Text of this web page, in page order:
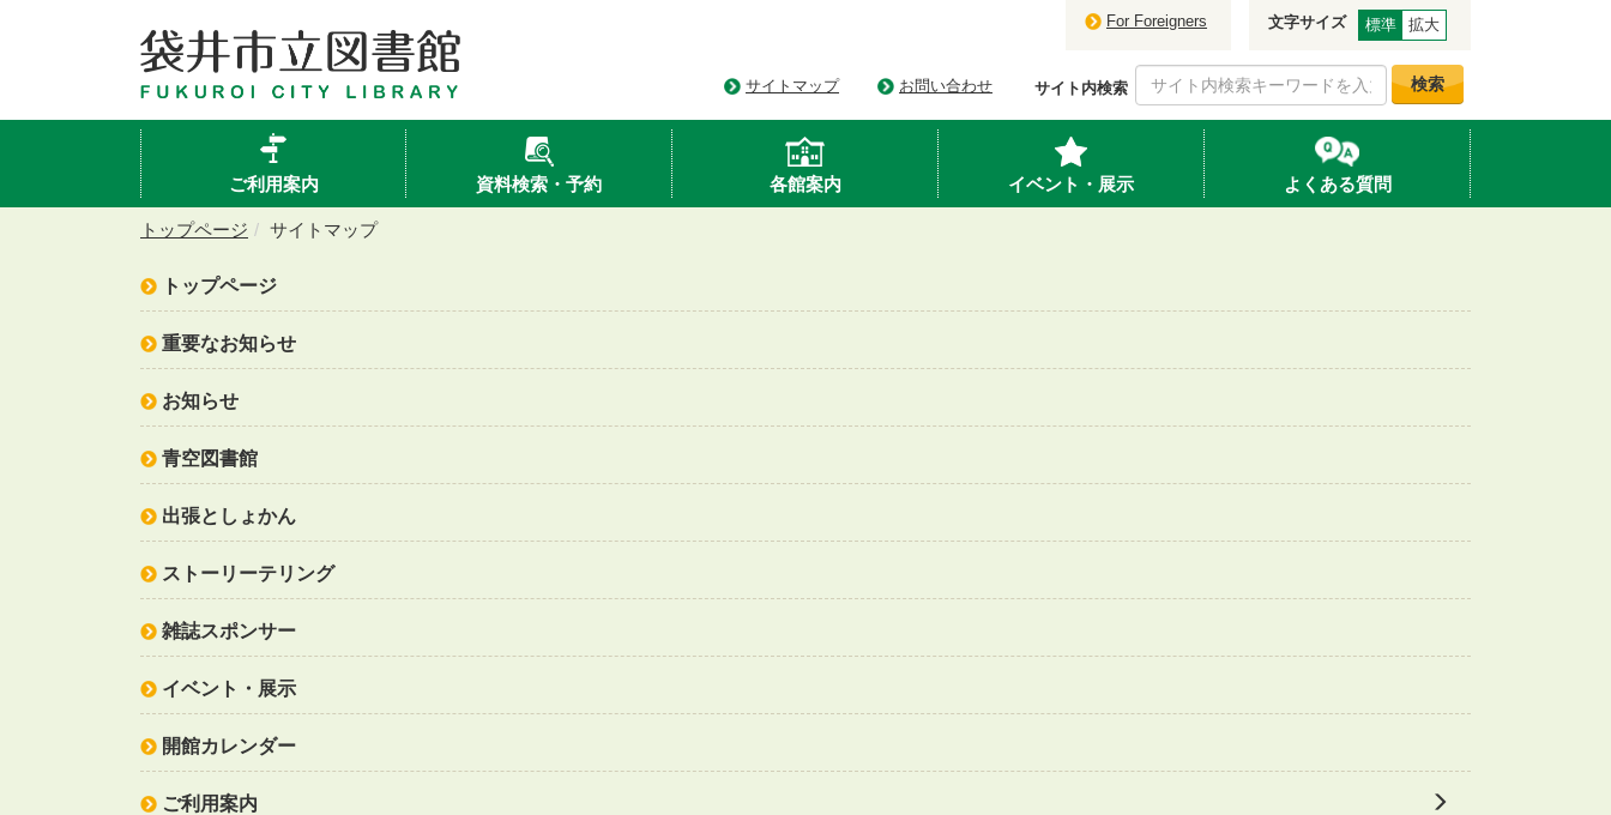
For Foreigners 文字サイズ 標準 拡大
サイトマップ お問い合わせ サイト内検索 検索
ご利用案内 資料検索・予約 各館案内 イベント・展示 よくある質問
トップページ サイトマップ
トップページ
重要なお知らせ
お知らせ
青空図書館
出張としょかん
ストーリーテリング
雑誌スポンサー
イベント・展示
開館カレンダー
ご利用案内